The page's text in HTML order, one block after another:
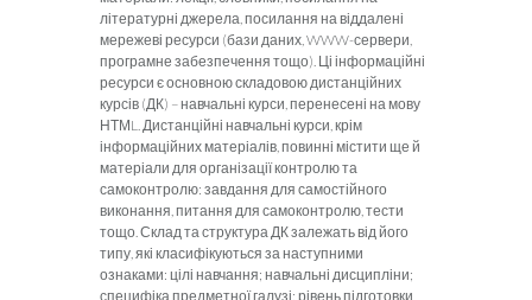
літературні джерела, посилання на віддалені
мережеві ресурси (бази даних, WWW-сервери,
програмне забезпечення тощо). Ці інформаційні
ресурси є основною складовою дистанційних
курсів (ДК) – навчальні курси, перенесені на мову
НТМL. Дистанційні навчальні курси, крім
інформаційних матеріалів, повинні містити ще й
матеріали для організації контролю та
самоконтролю: завдання для самостійного
виконання, питання для самоконтролю, тести
тощо. Склад та структура ДК залежать від його
типу, які класифікуються за наступними
ознаками: цілі навчання; навчальні дисципліни;
специфіка предметної галузі; рівень підготовки